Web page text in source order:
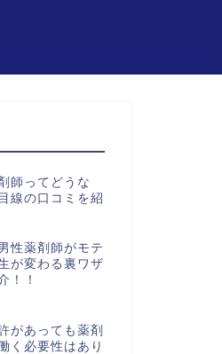
師ってどうな
線の口コミを紹
性薬剤師がモテ
が変わる裏ワザ
！！
があっても薬剤
く必要性はあり